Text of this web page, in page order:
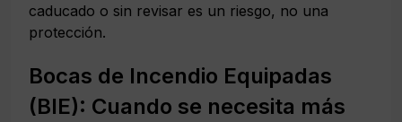
caducado o sin revisar es un riesgo, no una
protección.
Bocas de Incendio Equipadas
(BIE): Cuando se necesita más